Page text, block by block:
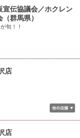
宣伝協議会／ホクレン
群馬県）
旬！！
店
店